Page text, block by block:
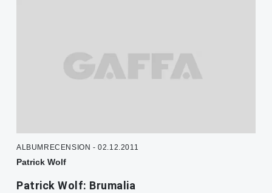
ALBUMRECENSION - 02.12.2011
Patrick Wolf
Patrick Wolf: Brumalia